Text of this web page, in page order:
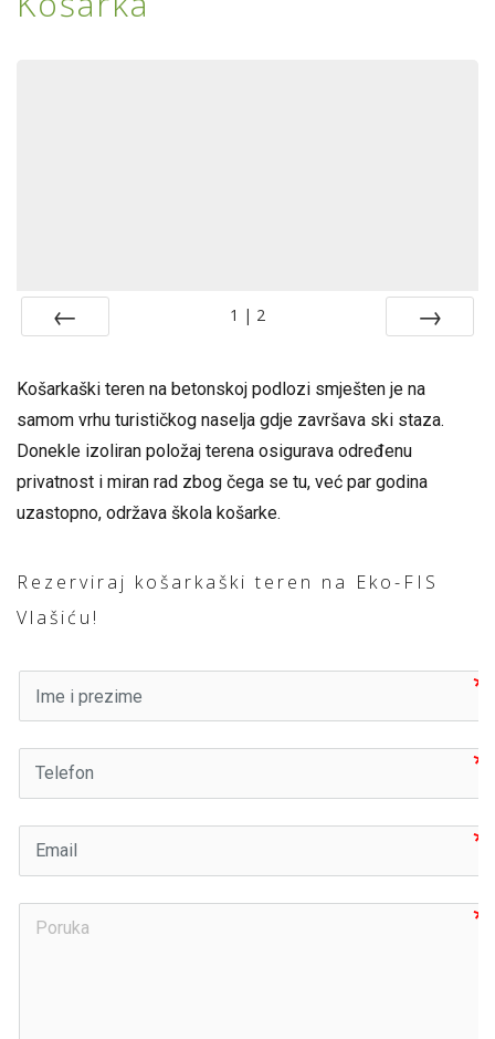
1 | 2
Košarkaški teren na betonskoj podlozi smješten je na
samom vrhu turističkog naselja gdje završava ski staza.
Donekle izoliran položaj terena osigurava određenu
privatnost i miran rad zbog čega se tu, već par godina
uzastopno, održava škola košarke.
Rezerviraj košarkaški teren na Eko-FIS
Vlašiću!